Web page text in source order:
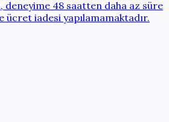
deneyime 48 saatten daha az süre
ücret iadesi yapılamamaktadır.